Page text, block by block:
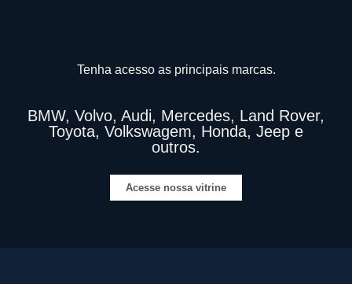
Tenha acesso as principais marcas.
BMW, Volvo, Audi, Mercedes, Land Rover,
Toyota, Volkswagem, Honda, Jeep e
outros.
Acesse nossa vitrine